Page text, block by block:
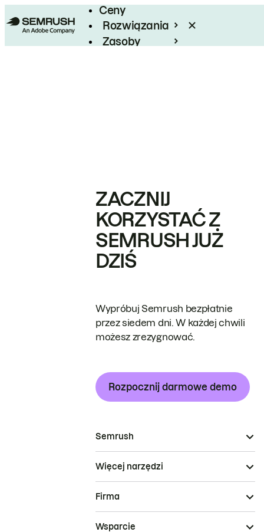
Ceny
Rozwiązania
Zasoby
ZACZNIJ
KORZYSTAĆ Z
SEMRUSH JUŻ
DZIŚ
Wypróbuj Semrush bezpłatnie
przez siedem dni. W każdej chwili
możesz zrezygnować.
Rozpocznij darmowe demo
Semrush
Więcej narzędzi
Firma
Wsparcie